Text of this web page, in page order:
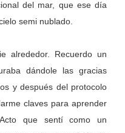
del mar, que ese día
semi nublado.
alrededor. Recuerdo un
dándole las gracias
y después del protocolo
claves para aprender
que sentí como un